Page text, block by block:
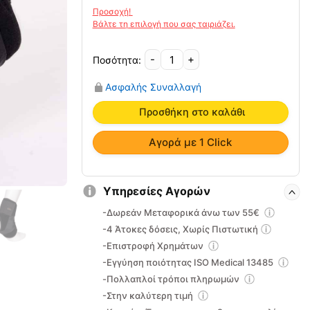
Αγορά με 1 Click
-
Υφασμάτινη
Επιστραγαλίδα
με
Δέστρες
Ankle
Fit
MB.6906
+
Ασφαλής Συναλλαγή
Προσθήκη στο καλάθι
Υπηρεσίες Αγορών
-Δωρεάν Μεταφορικά άνω των 55€
-4 Άτοκες δόσεις, Χωρίς Πιστωτική
-Επιστροφή Χρημάτων
-Εγγύηση ποιότητας ISO Medical 13485
-Πολλαπλοί τρόποι πληρωμών
-Στην καλύτερη τιμή